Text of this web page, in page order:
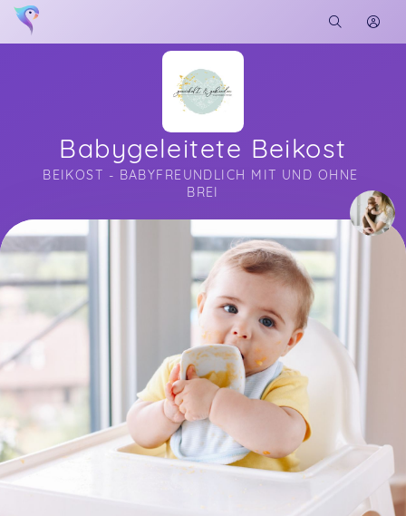
Babygeleitete Beikost
BEIKOST - BABYFREUNDLICH MIT UND OHNE
BREI
Soon you will learn more about me here...